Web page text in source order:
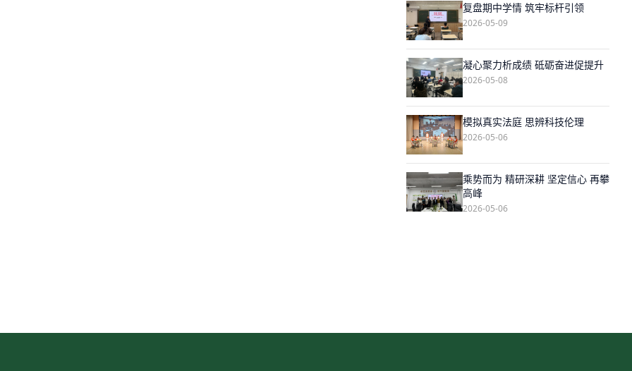
复盘期中学情 筑牢标杆引领
2026-05-09
凝心聚力析成绩 砥砺奋进促提升
2026-05-08
模拟真实法庭 思辨科技伦理
2026-05-06
乘势而为 精研深耕 坚定信心 再攀
高峰
2026-05-06